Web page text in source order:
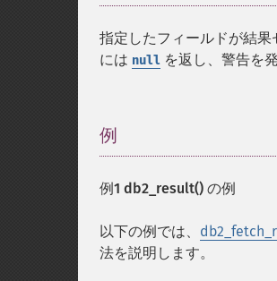
指定したフィールドが結
には null を返し、警告を
例
例1 db2_result() の例
以下の例では、
法を説明します。